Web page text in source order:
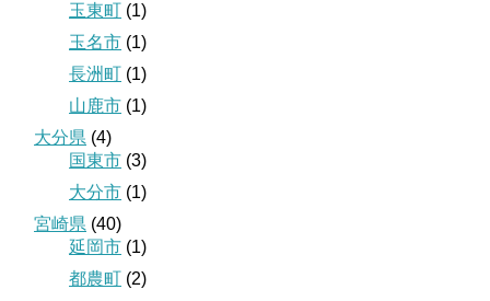
玉東町 (1)
玉名市 (1)
長洲町 (1)
山鹿市 (1)
大分県 (4)
国東市 (3)
大分市 (1)
宮崎県 (40)
延岡市 (1)
都農町 (2)